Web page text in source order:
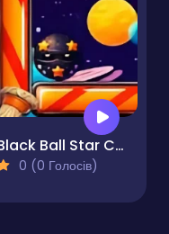
Black Ball Star Chaser
0 (0 Голосів)